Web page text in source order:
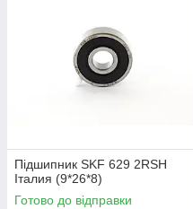
Підшипник SKF 629 2RSH
Італия (9*26*8)
Готово до відправки